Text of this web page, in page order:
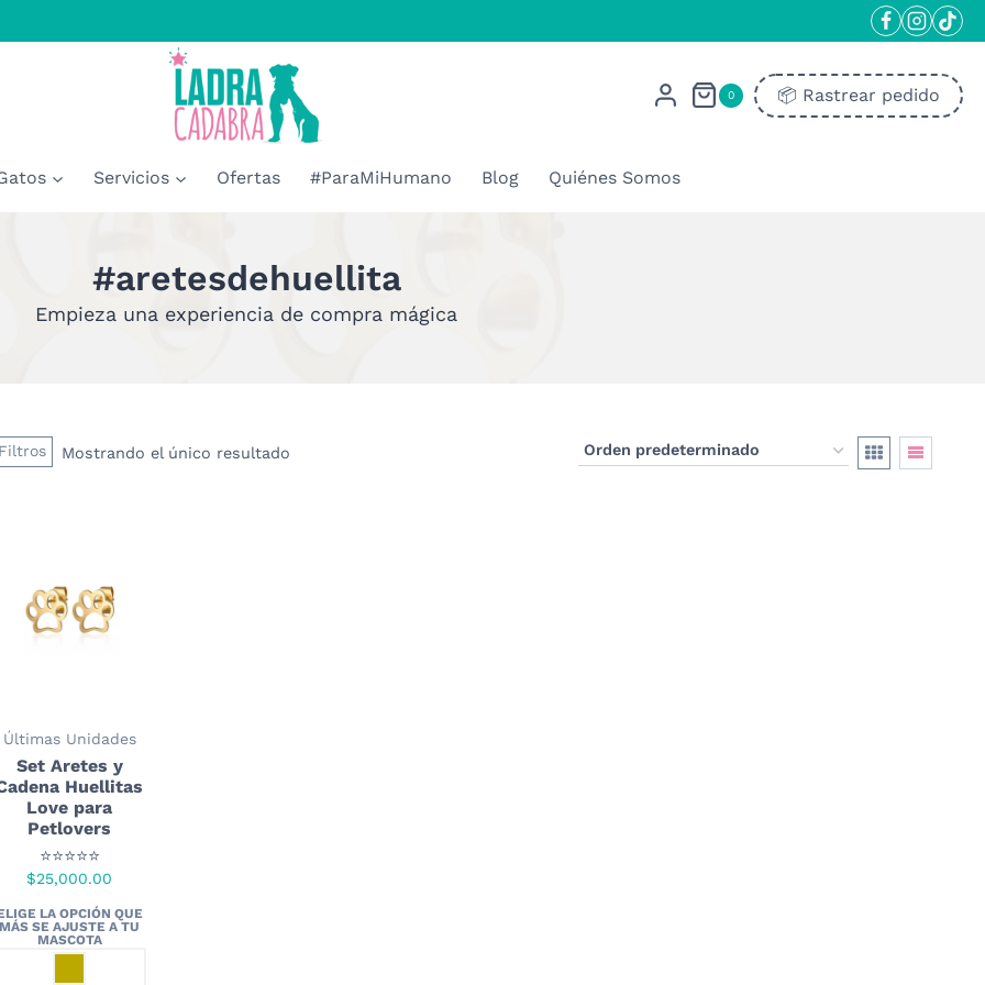
0 📦​ Rastrear pedido
Servicios Ofertas #ParaMiHumano Blog Quiénes Somos
#aretesdehuellita
Empieza una experiencia de compra mágica
Filtros Mostrando el único resultado
Últimas Unidades
Set Aretes y
Huellitas
Love para
Petlovers
⭐⭐⭐⭐⭐
$25,000.00